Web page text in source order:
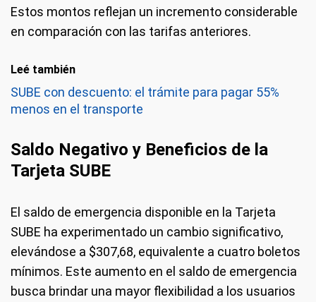
Estos montos reflejan un incremento considerable
en comparación con las tarifas anteriores.
Leé también
SUBE con descuento: el trámite para pagar 55%
menos en el transporte
Saldo Negativo y Beneficios de la
Tarjeta SUBE
El saldo de emergencia disponible en la Tarjeta
SUBE ha experimentado un cambio significativo,
elevándose a $307,68, equivalente a cuatro boletos
mínimos. Este aumento en el saldo de emergencia
busca brindar una mayor flexibilidad a los usuarios